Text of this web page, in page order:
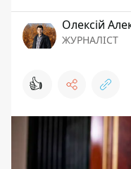
Олексій
ЖУРНАЛІСТ
👍